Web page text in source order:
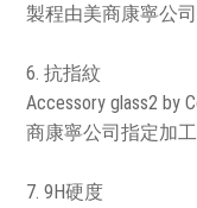
製程由美商康寧公司
6. 抗指紋
Accessory glass2
商康寧公司指定加工
7. 9H硬度